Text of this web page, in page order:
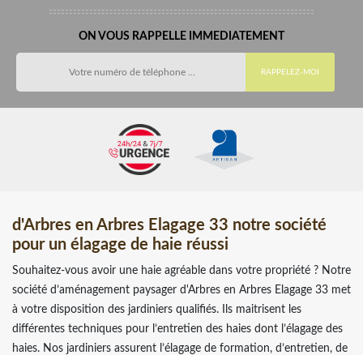
ON VOUS RAPPELLE IMMEDIATEMENT
d'Arbres en Arbres Elagage 33 notre société
pour un élagage de haie réussi
Souhaitez-vous avoir une haie agréable dans votre propriété ? Notre
société d’aménagement paysager d'Arbres en Arbres Elagage 33 met
à votre disposition des jardiniers qualifiés. Ils maitrisent les
différentes techniques pour l’entretien des haies dont l’élagage des
haies. Nos jardiniers assurent l’élagage de formation, d’entretien, de